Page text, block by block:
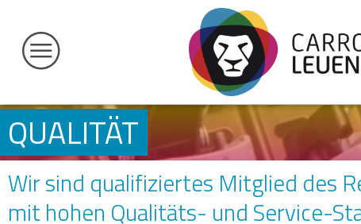
QUALITÄT
Wir sind qualifiziertes Mitglied des
mit hohen Qualitäts- und Service-